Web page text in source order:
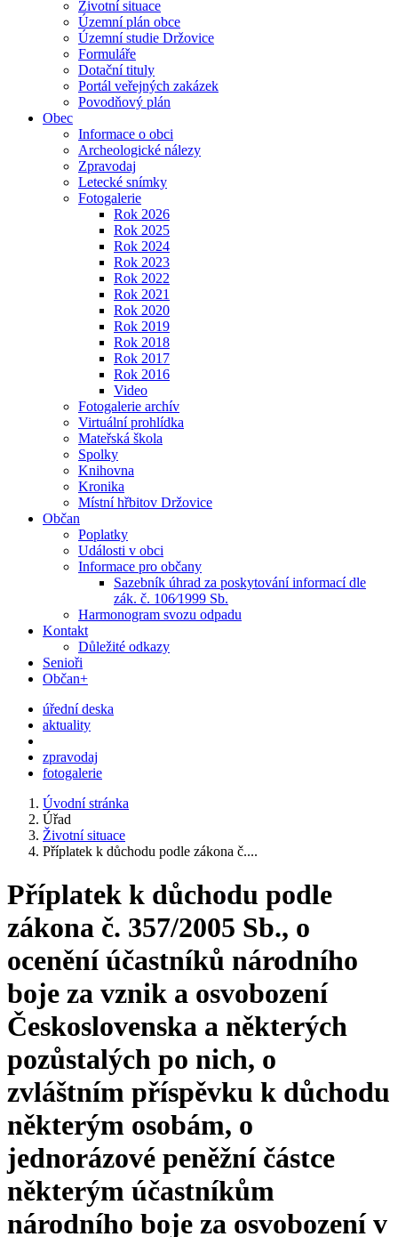
Životní situace
Územní plán obce
Územní studie Držovice
Formuláře
Dotační tituly
Portál veřejných zakázek
Povodňový plán
Obec
Informace o obci
Archeologické nálezy
Zpravodaj
Letecké snímky
Fotogalerie
Rok 2026
Rok 2025
Rok 2024
Rok 2023
Rok 2022
Rok 2021
Rok 2020
Rok 2019
Rok 2018
Rok 2017
Rok 2016
Video
Fotogalerie archív
Virtuální prohlídka
Mateřská škola
Spolky
Knihovna
Kronika
Místní hřbitov Držovice
Občan
Poplatky
Události v obci
Informace pro občany
Sazebník úhrad za poskytování informací dle
zák. č. 106⁄1999 Sb.
Harmonogram svozu odpadu
Kontakt
Důležité odkazy
Senioři
Občan+
úřední deska
aktuality
zpravodaj
fotogalerie
Úvodní stránka
Úřad
Životní situace
Příplatek k důchodu podle zákona č....
Příplatek k důchodu podle
zákona č. 357/2005 Sb., o
ocenění účastníků národního
boje za vznik a osvobození
Československa a některých
pozůstalých po nich, o
zvláštním příspěvku k důchodu
některým osobám, o
jednorázové peněžní částce
některým účastníkům
národního boje za osvobození v